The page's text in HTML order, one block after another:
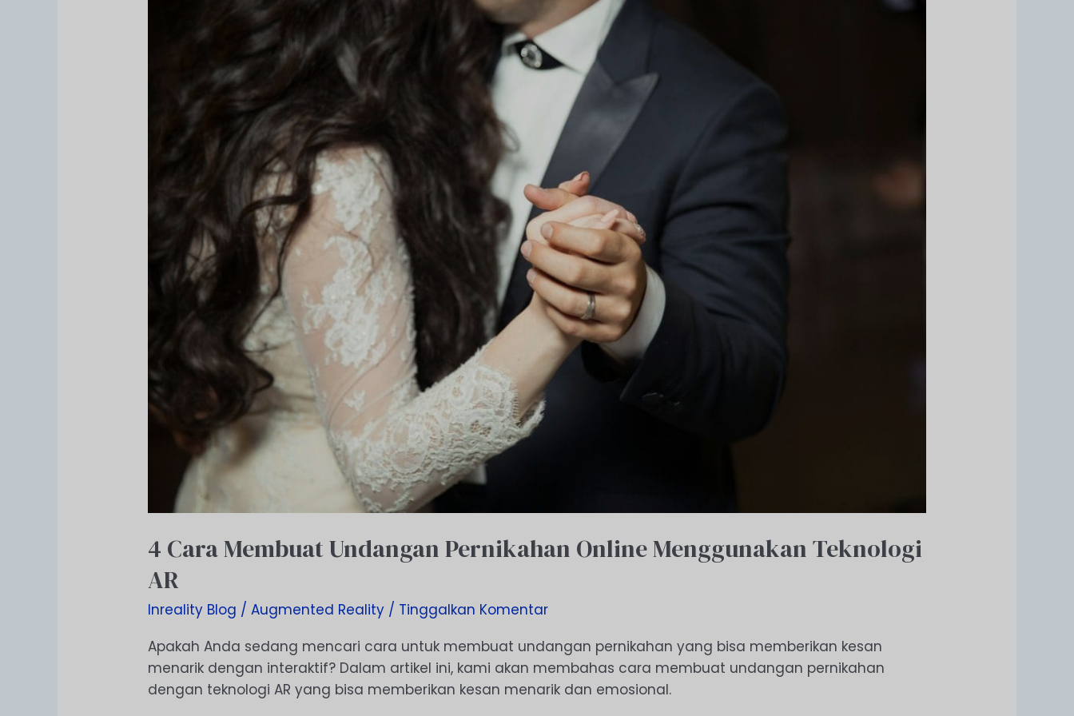
4 Cara Membuat Undangan Pernikahan Online Menggunakan Teknologi
AR
Inreality Blog /Augmented Reality / Tinggalkan Komentar
Apakah Anda sedang mencari cara untuk membuat undangan pernikahan yang bisa memberikan kesan
menarik dengan interaktif? Dalam artikel ini, kami akan membahas cara membuat undangan pernikahan
dengan teknologi AR yang bisa memberikan kesan menarik dan emosional.
Undangan
Pernikahan
Online
Menggunakan
AR